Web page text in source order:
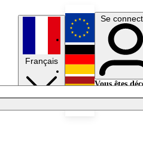
Français
English
Deutsch
Se
Vous êtes